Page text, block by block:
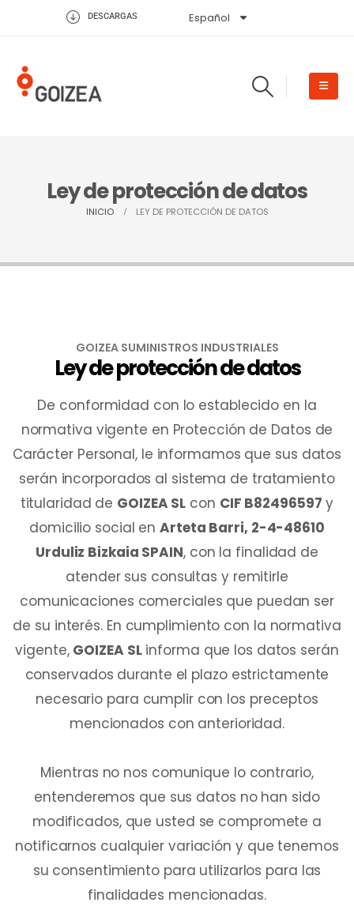
DESCARGAS Español
English
Ley de protección de datos
INICIO LEY DE PROTECCIÓN DE DATOS
GOIZEA SUMINISTROS INDUSTRIALES
Ley de protección de datos
De conformidad con lo establecido en la
normativa vigente en Protección de Datos de
Carácter Personal, le informamos que sus datos
serán incorporados al sistema de tratamiento
titularidad de GOIZEA SL con CIF B82496597 y
domicilio social enArteta Barri, 2-4-48610
Urduliz Bizkaia SPAIN, con la finalidad de
atender sus consultas y remitirle
comunicaciones comerciales que puedan ser
de su interés. En cumplimiento con la normativa
vigente, GOIZEA SLinforma que los datos serán
conservados durante el plazo estrictamente
necesario para cumplir con los preceptos
mencionados con anterioridad.
Mientras no nos comunique lo contrario,
entenderemos que sus datos no han sido
modificados, que usted se compromete a
notificarnos cualquier variación y que tenemos
su consentimiento para utilizarlos para las
finalidades mencionadas.